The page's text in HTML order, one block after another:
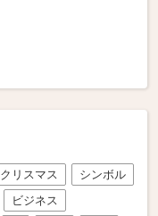
クリスマス
シンボル
ビジネス